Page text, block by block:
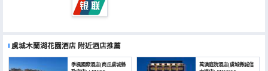
虞城木蘭湖花園酒店 附近酒店推薦
季楓國際酒店(商丘虞城縣
萬澳庭院酒店(虞城縣誠信